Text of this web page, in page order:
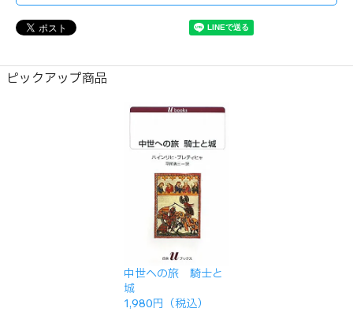
ピックアップ商品
中世への旅 騎士と
城
1,980円（税込）